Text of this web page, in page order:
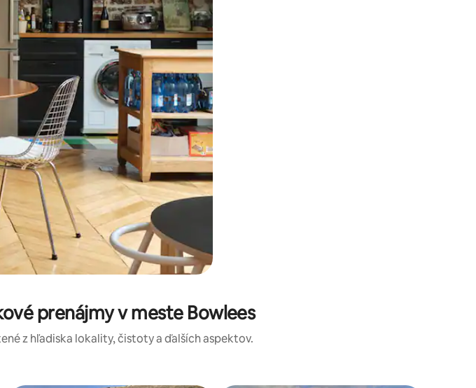
nahor a nadol alebo ich preskúmať pomocou dotykových gest či potiahnutia prstom.
prenájmy v meste Bowlees
z hľadiska lokality, čistoty a ďalších aspektov.